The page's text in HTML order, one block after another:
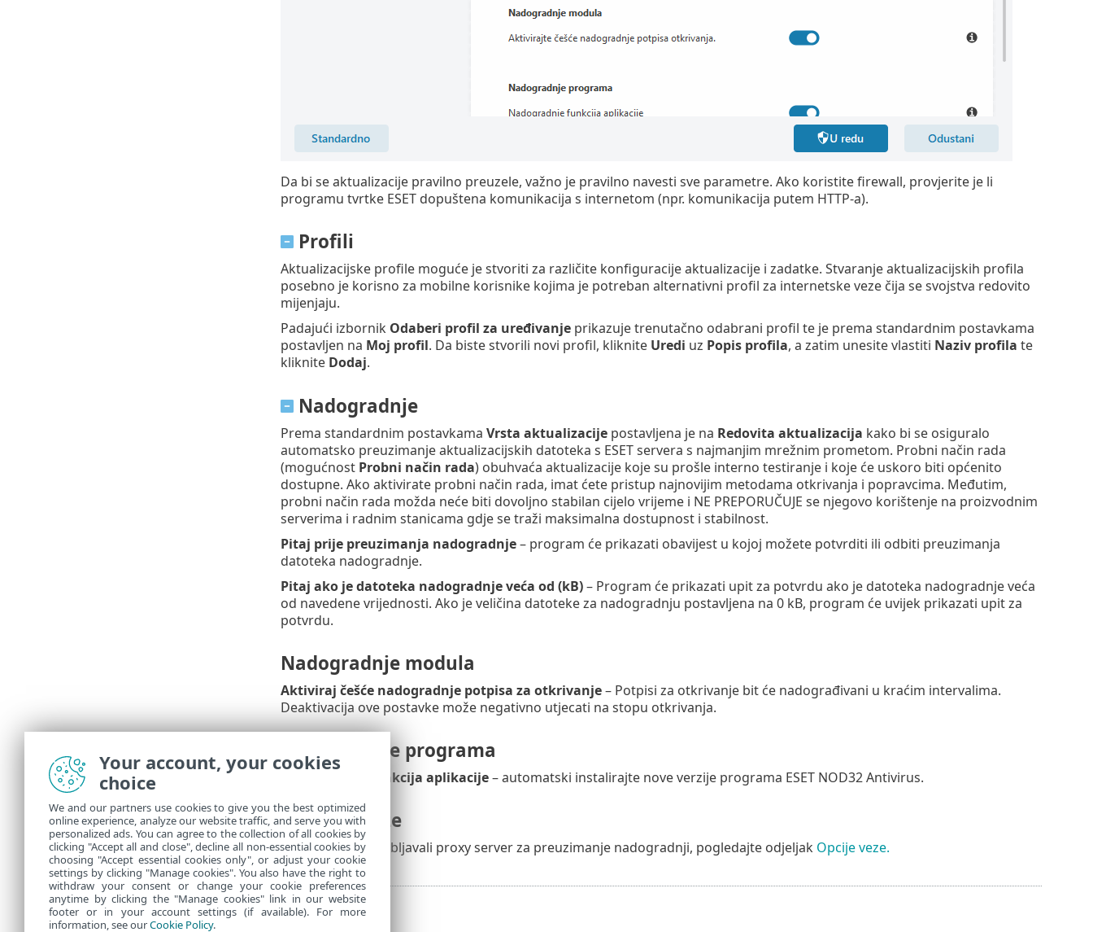
Da bi se aktualizacije pravilno preuzele, važno je pravilno navesti sve parametre. Ako koristite firewall, provjerite je li
programu tvrtke ESET dopuštena komunikacija s internetom (npr. komunikacija putem HTTP-a).
Profili
Aktualizacijske profile moguće je stvoriti za različite konfiguracije aktualizacije i zadatke. Stvaranje aktualizacijskih profila
posebno je korisno za mobilne korisnike kojima je potreban alternativni profil za internetske veze čija se svojstva redovito
mijenjaju.
Padajući izbornik Odaberi profil za uređivanjeprikazuje trenutačno odabrani profil te je prema standardnim postavkama
postavljen na Moj profil. Da biste stvorili novi profil, kliknite Uredi uz Popis profila, a zatim unesite vlastiti Naziv profila te
kliknite Dodaj.
Nadogradnje
Prema standardnim postavkama Vrsta aktualizacije postavljena je na Redovita aktualizacija kako bi se osiguralo
automatsko preuzimanje aktualizacijskih datoteka s ESET servera s najmanjim mrežnim prometom. Probni način rada
(mogućnost Probni način rada) obuhvaća aktualizacije koje su prošle interno testiranje i koje će uskoro biti općenito
dostupne. Ako aktivirate probni način rada, imat ćete pristup najnovijim metodama otkrivanja i popravcima. Međutim,
probni način rada možda neće biti dovoljno stabilan cijelo vrijeme i NE PREPORUČUJE se njegovo korištenje na proizvodnim
serverima i radnim stanicama gdje se traži maksimalna dostupnost i stabilnost.
Pitaj prije preuzimanja nadogradnje– program će prikazati obavijest u kojoj možete potvrditi ili odbiti preuzimanja
datoteka nadogradnje.
Pitaj ako je datoteka nadogradnje veća od (kB)– Program će prikazati upit za potvrdu ako je datoteka nadogradnje veća
od navedene vrijednosti. Ako je veličina datoteke za nadogradnju postavljena na 0 kB, program će uvijek prikazati upit za
potvrdu.
Nadogradnje modula
Aktiviraj češće nadogradnje potpisa za otkrivanje– Potpisi za otkrivanje bit će nadograđivani u kraćim intervalima.
Deaktivacija ove postavke može negativno utjecati na stopu otkrivanja.
Nadogradnje programa
Nadogradnje funkcija aplikacije– automatski instalirajte nove verzije programa ESET NOD32 Antivirus.
Opcije veze
Kako biste upotrebljavali proxy server za preuzimanje nadogradnji, pogledajte odjeljak Opcije veze.
Your account, your cookies
choice
We and our partners use cookies to give you the best optimized
online experience, analyze our website traffic, and serve you with
personalized ads. You can agree to the collection of all cookies by
clicking "Accept all and close", decline all non-essential cookies by
choosing "Accept essential cookies only", or adjust your cookie
settings by clicking "Manage cookies". You also have the right to
withdraw your consent or change your cookie preferences
anytime by clicking the "Manage cookies" link in our website
footer or in your account settings (if available). For more
information, see ourCookie Policy.